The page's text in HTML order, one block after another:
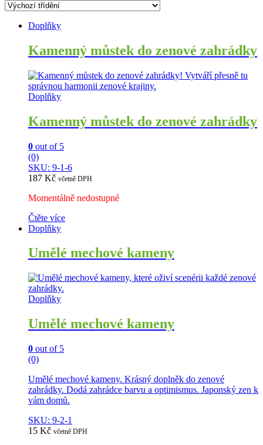
Doplňky
Kamenný můstek do zenové zahrádky
Doplňky
Kamenný můstek do zenové zahrádky
0 out of 5
(0)
SKU: 9-1-6
187 Kč včetně DPH
Momentálně nedostupné
Čtěte více
Doplňky
Umělé mechové kameny
Doplňky
Umělé mechové kameny
0 out of 5
(0)
Umělé mechové kameny. Krásný doplněk do zenové
zahrádky. Dodá zahrádce barvu a optimismus. Japonský zen k
vám domů.
SKU: 9-2-1
15 Kč včetně DPH